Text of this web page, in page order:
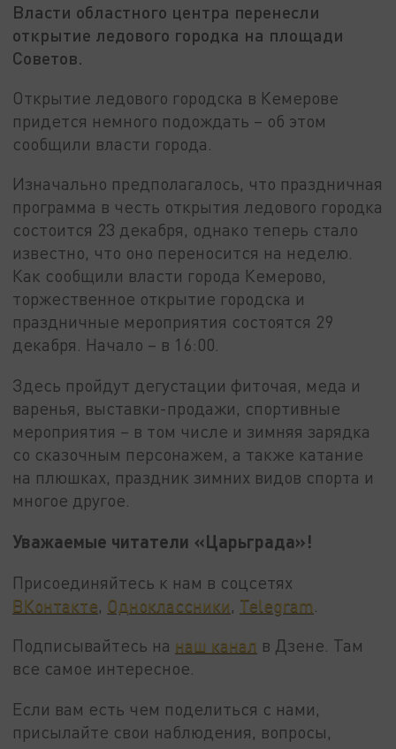
Власти областного центра перенесли
открытие ледового городка на площади
Советов.
Открытие ледового городска в Кемерове
придется немного подождать – об этом
сообщили власти города.
Изначально предполагалось, что праздничная
программа в честь открытия ледового городка
состоится 23 декабря, однако теперь стало
известно, что оно переносится на неделю.
Как сообщили власти города Кемерово,
торжественное открытие городска и
праздничные мероприятия состоятся 29
декабря. Начало – в 16:00.
Здесь пройдут дегустации фиточая, меда и
варенья, выставки-продажи, спортивные
мероприятия – в том числе и зимняя зарядка
со сказочным персонажем, а также катание
на плюшках, праздник зимних видов спорта и
многое другое.
Уважаемые читатели «Царьграда»!
Присоединяйтесь к нам в соцсетях
ВКонтакте Одноклассники Telegram
Подписывайтесь на наш канал в Дзене. Там
все самое интересное.
Если вам есть чем поделиться с нами,
присылайте свои наблюдения, вопросы,